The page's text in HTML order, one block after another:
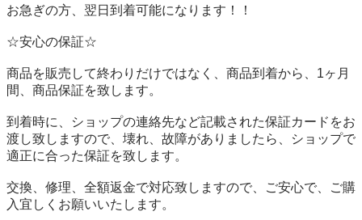
お急ぎの方、翌日到着可能になります！！
☆安心の保証☆
商品を販売して終わりだけではなく、商品到着から、1ヶ月
間、商品保証を致します。
到着時に、ショップの連絡先など記載された保証カードをお
渡し致しますので、壊れ、故障がありましたら、ショップで
適正に合った保証を致します。
交換、修理、全額返金で対応致しますので、ご安心で、ご購
入宜しくお願いいたします。